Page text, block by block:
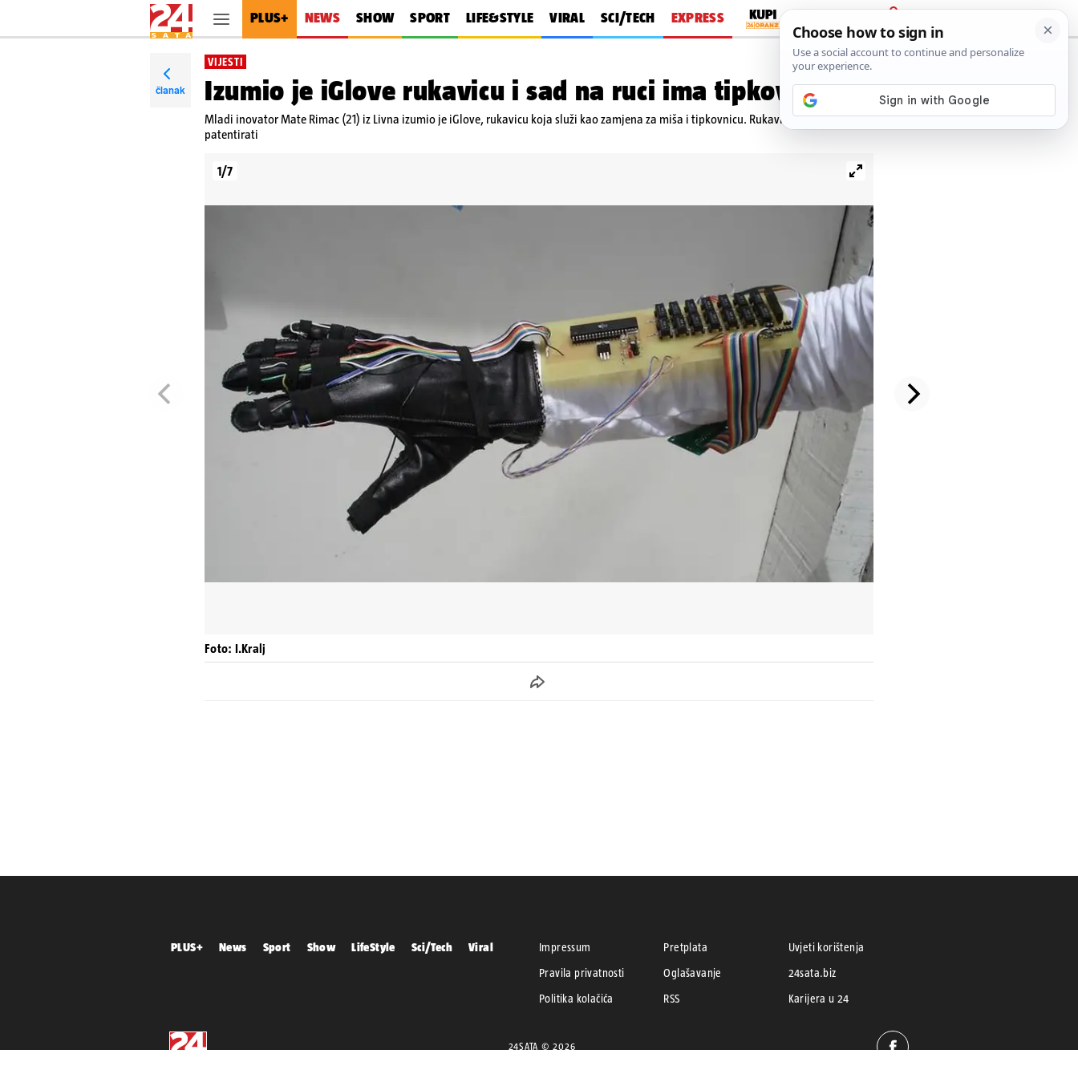
PLUS+ NEWS SHOW SPORT LIFE&STYLE VIRAL SCI/TECH EXPRESS
PRIJAVA
članak
VIJESTI
Izumio je iGlove rukavicu i sad na ruci ima tipkovnicu
Mladi inovator Mate Rimac (21) iz Livna izumio je iGlove, rukavicu koja služi kao zamjena za miša i tipkovnicu. Rukavicu će Mate sada
patentirati
1/7
Foto: I.Kralj
PLUS+ News Sport Show LifeStyle Sci/Tech Viral Impressum Pretplata
Uvjeti korištenja
Pravila privatnosti
Oglašavanje
24sata.biz
Politika kolačića
RSS Karijera u 24
24SATA © 2026